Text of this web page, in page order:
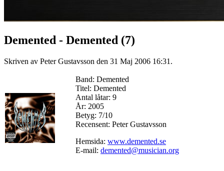
Demented - Demented (7)
Skriven av Peter Gustavsson den 31 Maj 2006 16:31 .
Band: Demented
Titel: Demented
Antal låtar: 9
År: 2005
Betyg: 7/10
Recensent: Peter Gustavsson
Hemsida: www.demented.se
E-mail: demented@musician.org